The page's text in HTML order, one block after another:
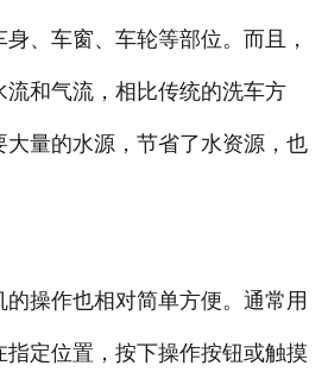
、车窗、车轮等部位。而且，
流和气流，相比传统的洗车方
量的水源，节省了水资源，也
操作也相对简单方便。通常用
指定位置，按下操作按钮或触摸